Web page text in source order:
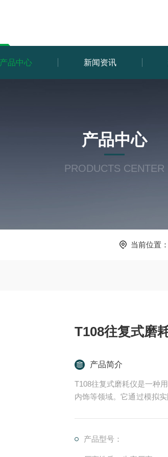
产品中心 新闻资讯
产品中心
PRODUCTS CENTER
当前位置：
T108往复式磨
产品简介
T108往复式磨耗仪是一种
内饰等领域。它通过模拟
产品型号：